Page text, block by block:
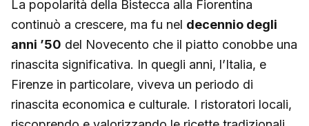
La popolarità della Bistecca alla Fiorentina
continuò a crescere, ma fu nel decennio degli
anni ’50 del Novecento che il piatto conobbe una
rinascita significativa. In quegli anni, l’Italia, e
Firenze in particolare, viveva un periodo di
rinascita economica e culturale. I ristoratori locali,